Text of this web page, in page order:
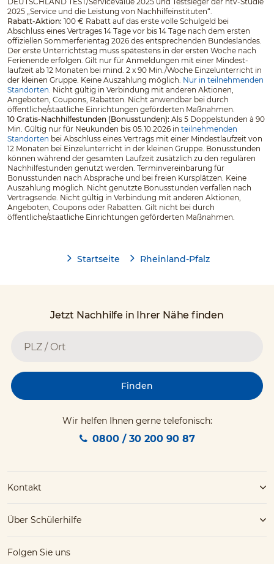
2025 „Service und die Leistung von Nachhilfeinstituten“.
Rabatt-Aktion: 100 € Rabatt auf das erste volle Schulgeld bei
Abschluss eines Vertrages 14 Tage vor bis 14 Tage nach dem ersten
offiziellen Sommerferientag 2026 des entsprechenden Bundeslandes.
Der erste Unterrichtstag muss spätestens in der ersten Woche nach
Ferienende erfolgen. Gilt nur für Anmeldungen mit einer Mindest­
laufzeit ab 12 Monaten bei mind. 2 x 90 Min./Woche Einzelunterricht in
der kleinen Gruppe. Keine Auszahlung möglich. Nur in teilnehmenden
Standorten. Nicht gültig in Verbindung mit anderen Aktionen,
Angeboten, Coupons, Rabatten. Nicht anwendbar bei durch
öffentliche/staatliche Einrichtungen geförderten Maßnahmen.
10 Gratis-Nachhilfestunden (Bonusstunden): Als 5 Doppelstunden à 90
Min. Gültig nur für Neukunden bis 05.10.2026 in teilnehmenden
Standorten bei Abschluss eines Vertrags mit einer Mindestlaufzeit von
12 Monaten bei Einzelunterricht in der kleinen Gruppe. Bonusstunden
können während der gesamten Laufzeit zusätzlich zu den regulären
Nachhilfestunden genutzt werden. Terminvereinbarung für
Bonusstunden nach Absprache und bei freien Kursplätzen. Keine
Auszahlung möglich. Nicht genutzte Bonusstunden verfallen nach
Vertragsende. Nicht gültig in Verbindung mit anderen Aktionen,
Angeboten, Coupons oder Rabatten. Gilt nicht bei durch
öffentliche/staatliche Einrichtungen geförderten Maßnahmen.
Startseite Rheinland-Pfalz
Jetzt Nachhilfe in Ihrer Nähe finden
Finden
Wir helfen Ihnen gerne telefonisch:
0800 / 30 200 90 87
Kontakt
Über Schülerhilfe
Folgen Sie uns